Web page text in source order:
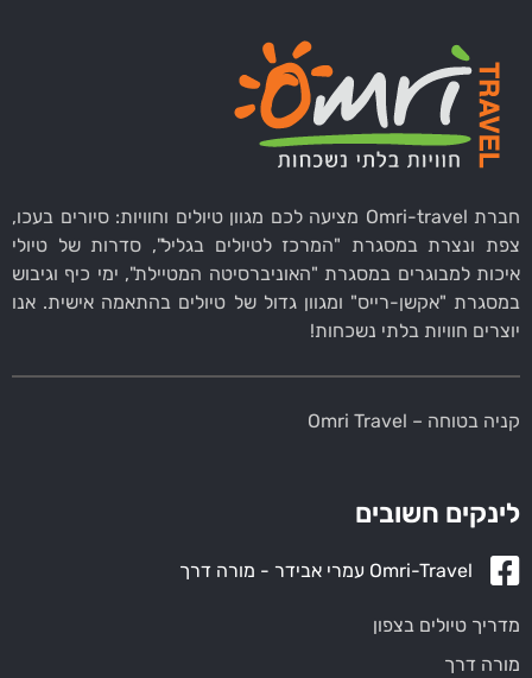
חברת Omri-travel מציעה לכם מגוון טיולים וחוויות: סיורים בעכו,
צפת ונצרת במסגרת "המרכז לטיולים בגליל", סדרות של טיולי
איכות למבוגרים במסגרת "האוניברסיטה המטיילת", ימי כיף וגיבוש
במסגרת "אקשן-רייס" ומגוון גדול של טיולים בהתאמה אישית. אנו
יוצרים חוויות בלתי נשכחות!
קניה בטוחה – Omri Travel
לינקים חשובים
Omri-Travel עמרי אבידר - מורה דרך
מדריך טיולים בצפון
מורה דרך